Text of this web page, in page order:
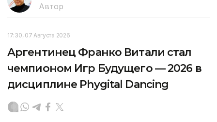
Автор
17:30, 07 Августа 2026
Аргентинец Франко Витали стал
чемпионом Игр Будущего — 2026 в
дисциплине Phygital Dancing